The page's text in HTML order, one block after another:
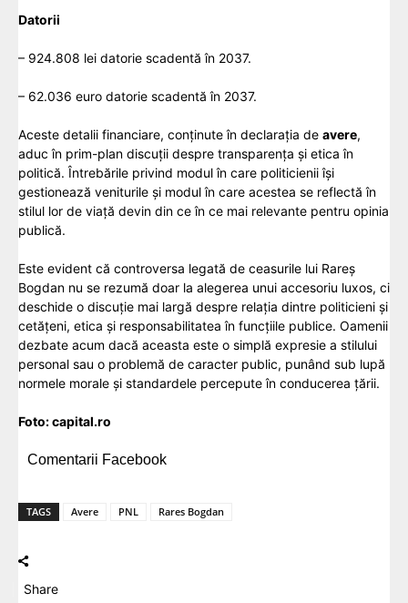
Datorii
– 924.808 lei datorie scadentă în 2037.
– 62.036 euro datorie scadentă în 2037.
Aceste detalii financiare, conținute în declarația de avere,
aduc în prim-plan discuții despre transparența și etica în
politică. Întrebările privind modul în care politicienii își
gestionează veniturile și modul în care acestea se reflectă în
stilul lor de viață devin din ce în ce mai relevante pentru opinia
publică.
Este evident că controversa legată de ceasurile lui Rareș
Bogdan nu se rezumă doar la alegerea unui accesoriu luxos, ci
deschide o discuție mai largă despre relația dintre politicieni și
cetățeni, etica și responsabilitatea în funcțiile publice. Oamenii
dezbate acum dacă aceasta este o simplă expresie a stilului
personal sau o problemă de caracter public, punând sub lupă
normele morale și standardele percepute în conducerea țării.
Foto:capital.ro
Comentarii Facebook
TAGS Avere PNL Rares Bogdan
Share